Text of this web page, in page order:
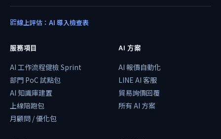
線上評估：AI 導入檢查表
服務項目
AI 工作流程健檢 Sprint
部門 PoC 試點包
AI 知識庫建置
上線陪跑包
月顧問 / 優化包
AI 方案
AI 報價自動化
LINE AI 客服
貿易詢價回覆
所有 AI 方案